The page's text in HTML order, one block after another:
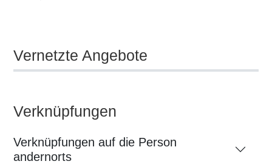
Vernetzte Angebote
Verknüpfungen
Verknüpfungen auf die Person
andernorts